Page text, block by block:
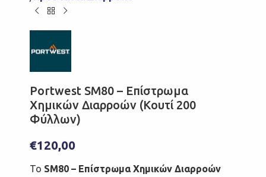
Portwest SM80 – Επίστρωμα
Χημικών Διαρροών (Κουτί 200
Φύλλων)
€120,00
Το SM80 – Επίστρωμα Χημικών Διαρροών